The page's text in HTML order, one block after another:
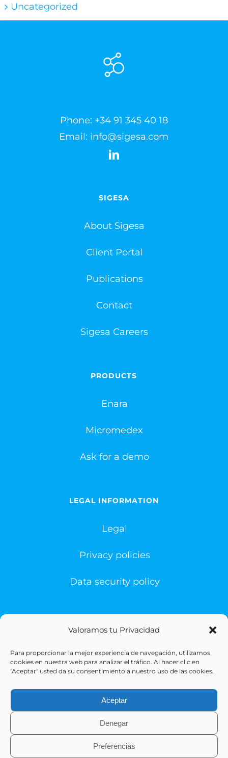
Valoramos tu Privacidad
Para proporcionar la mejor experiencia de navegación, utilizamos
cookies en nuestra web para analizar el tráfico. Al hacer clic en
"Aceptar" usted da su consentimiento a nuestro uso de las cookies.
Aceptar
Denegar
Preferencias
Uncategorized
Phone: +34 91 345 40 18
Email: info@sigesa.com
SIGESA
About Sigesa
Client Portal
Publications
Contact
Sigesa Careers
PRODUCTS
Enara
Micromedex
Ask for a demo
LEGAL INFORMATION
Legal
Privacy policies
Data security policy
© Copyright 1993 -2026 | Sigesa Sistemas de Gestión
Sanitaria | All Rights Reserved